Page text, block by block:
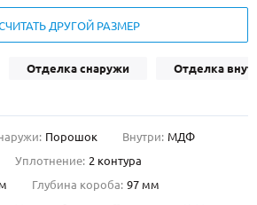
ДРУГОЙ РАЗМЕР
Отделка снаружи Отделка
Порошок Внутри: МДФ
Уплотнение: 2 контура
Глубина короба: 97 мм